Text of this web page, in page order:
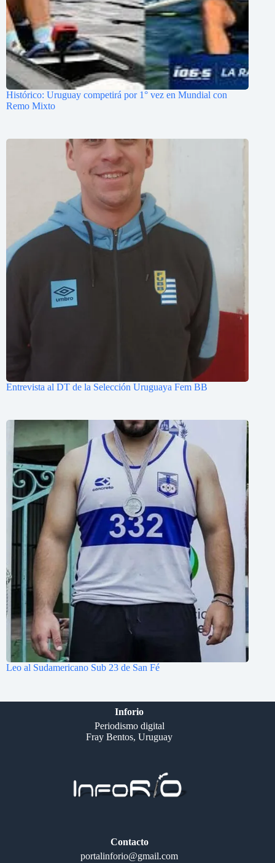
Histórico: Uruguay competirá por 1° vez en Mundial con
Remo Mixto
Entrevista al DT de la Selección Uruguaya Fem BB
Leo al Sudamericano Sub 23 de San Fé
Inforio
Periodismo digital
Fray Bentos, Uruguay
Contacto
portalinforio@gmail.com